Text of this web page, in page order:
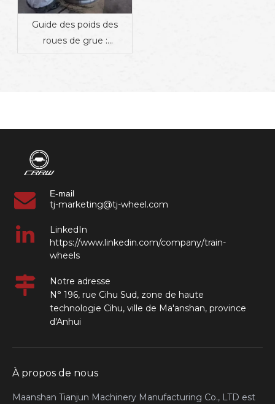
Guide des poids des
roues de grue :
E-mail
tj-marketing@tj-wheel.com
LinkedIn
https://www.linkedin.com/company/train-
wheels
Notre adresse
N° 196, rue Cihu Sud, zone de haute
technologie Cihu, ville de Ma'anshan, province
d'Anhui
À propos de nous
Maanshan Tianjun Machinery Manufacturing Co., LTD est